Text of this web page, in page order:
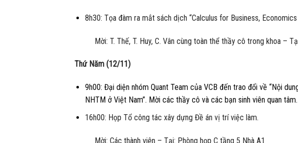
8h30: Tọa đàm ra mắt sách dịch “Calculus for Business,
Mời: T. Thế, T. Huy, C. Vân cùng toàn thể thầy cô trong khoa –
Thứ Năm (12/11)
9h00: Đại diện nhóm Quant Team của VCB đến trao đổi về “Nội
NHTM ở Việt Nam”. Mời các thầy cô và các bạn sinh viên quan
16h00: Họp Tổ công tác xây dựng Đề án vị trí việc làm.
Mời: Các thành viên – Tại: Phòng họp C tầng 5 Nhà A1